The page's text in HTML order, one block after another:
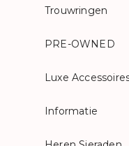
Trouwringen
PRE-OWNED
Luxe
Informatie